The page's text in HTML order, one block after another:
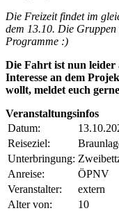
Die Freizeit findet im
dem 13.10. Die
Programme :)
Die Fahrt ist nun leider
Interesse an dem
wollt, meldet euch
Veranstaltungsinfos
Datum:
Reiseziel:
Unterbringung:
Anreise:
ÖPNV
Veranstalter:
extern
Alter von:
10